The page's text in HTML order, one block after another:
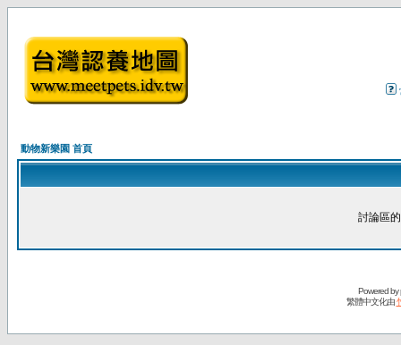
動物新樂園 首頁
討論區
Powered by
繁體中文化由